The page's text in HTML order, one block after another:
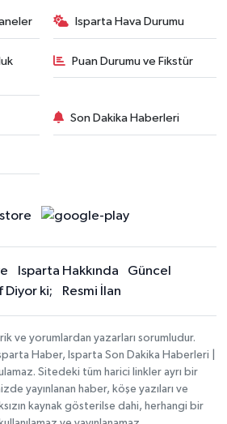
Isparta Hava Durumu
Puan Durumu ve Fikstür
Son Dakika Haberleri
Isparta Hakkında
Güncel
Diyor ki;
Resmi İlan
ve yorumlardan yazarları sorumludur.
Haber, Isparta Son Dakika Haberleri |
Sitedeki tüm harici linkler ayrı bir
yayınlanan haber, köşe yazıları ve
kaynak gösterilse dahi, herhangi bir